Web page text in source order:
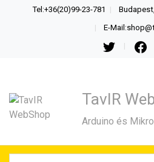
Tel:+36(20)99-23-781
E-
TavIR
Arduino és